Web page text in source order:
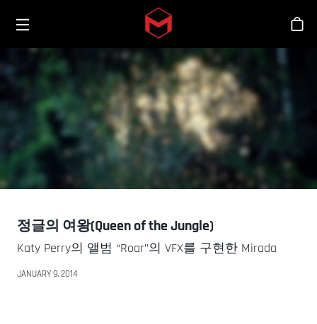
Skip to main content
Toggle menu
스
정글의 여왕(Queen of the Jungle)
Katy Perry의 앨범 “Roar”의 VFX를 구현한 Mirada
JANUARY 9, 2014